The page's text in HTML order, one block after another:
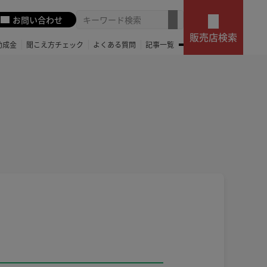
お問い合わせ
成金 聞こえ方チェック よくある質問 記事一覧
販売店検索